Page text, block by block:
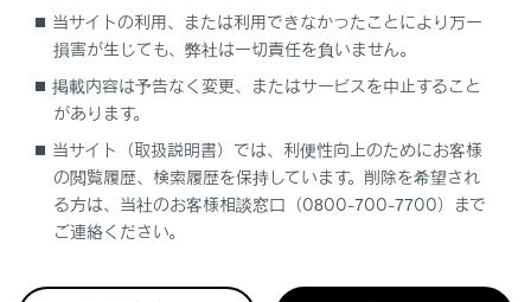
合わせて見られているページ
レーダークルーズコントロール
ドライブモードセレクトスイッチ
フルタイム4WD
当サイトの利用、または利用できなかったことにより万一
損害が生じても、弊社は一切責任を負いません。
掲載内容は予告なく変更、またはサービスを中止すること
があります。
当サイト（取扱説明書）では、利便性向上のためにお客様
の閲覧履歴、検索履歴を保持しています。削除を希望され
る方は、当社のお客様相談窓口（0800-700-7700）まで
ご連絡ください。